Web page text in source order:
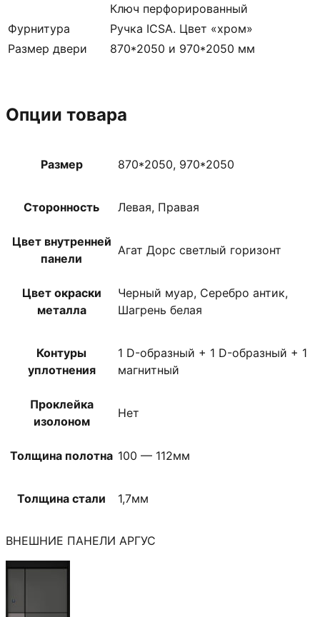
Ключ перфорированный
Фурнитура
Ручка ICSA. Цвет «хром»
Размер двери
870*2050 и 970*2050 мм
Опции товара
Размер 870*2050, 970*2050
Сторонность Левая, Правая
Цвет внутренней
панели
Агат Дорс светлый горизонт
Цвет окраски
металла
Черный муар, Серебро антик,
Шагрень белая
Контуры
уплотнения
1 D-образный + 1 D-образный + 1
магнитный
Проклейка
изолоном
Нет
Толщина полотна 100 — 112мм
Толщина стали 1,7мм
ВНЕШНИЕ ПАНЕЛИ АРГУС